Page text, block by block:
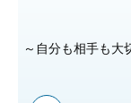
～自分も相手も大